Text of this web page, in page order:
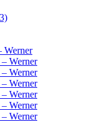
Werner
Werner
Werner
Werner
Werner
Werner
Werner